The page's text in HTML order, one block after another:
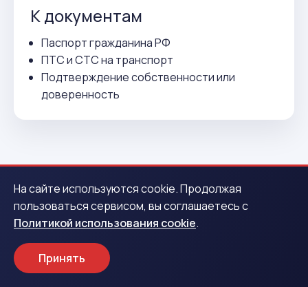
К документам
Паспорт гражданина РФ
ПТС и СТС на транспорт
Подтверждение собственности или
доверенность
ВСЕГО 3 ДЕЙСТВИЯ
Как получить деньги в Старой
На сайте используются cookie. Продолжая
пользоваться сервисом, вы соглашаетесь с
Политикой использования cookie.
Принять